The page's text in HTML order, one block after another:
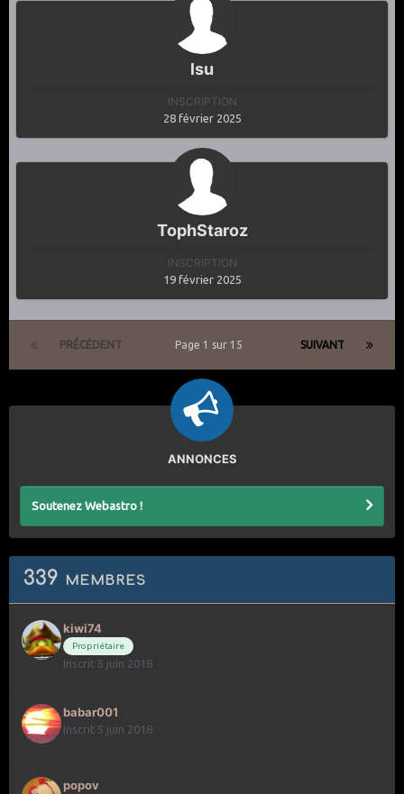
lsu
INSCRIPTION
28 février 2025
TophStaroz
INSCRIPTION
19 février 2025
PRÉCÉDENT SUIVANT
Page 1 sur 15
ANNONCES
Soutenez Webastro !
339 membres
kiwi74
Propriétaire
Inscrit 5 juin 2018
babar001
Inscrit 5 juin 2018
popov